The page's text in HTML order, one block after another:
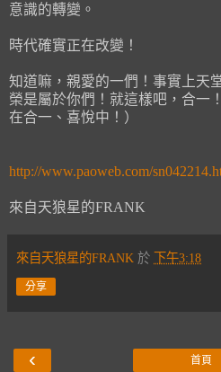
意識的轉變。
時代確實正在改變！
知道嘛，親愛的一們！事實上天
榮是屬於你們！就這樣吧，合一
在合一、喜悅中！）
http://www.paoweb.com/
來自天狼星的FRANK
來自天狼星的FRANK 於 下午3:18
分享
‹ 首頁